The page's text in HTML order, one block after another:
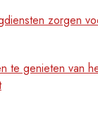
zorgen
te genieten van